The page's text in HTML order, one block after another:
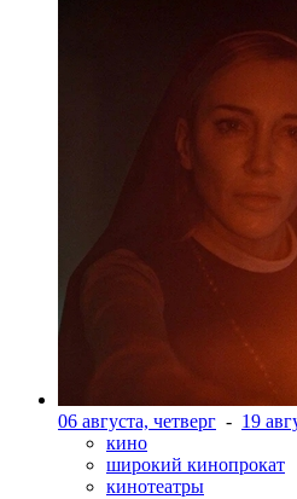
06 августа, четверг - 19
кино
широкий кинопрокат
кинотеатры